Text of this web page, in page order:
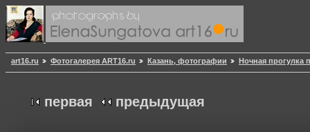
art16.ru Фотогалерея ART16.ru Казань, фотографии Ночная прогулка
первая предыдущая